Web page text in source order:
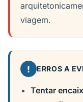
viagem.
! ERROS A
Tentar